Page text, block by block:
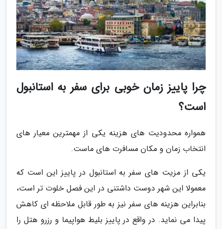
چرا پاییز زمان خوبی برای سفر به استانبول
است؟
همواره محدودیت های هزینه یکی از مهمترین معیار های
انتخاب زمان و مکان مسافرت های ماست.
یکی از مزیت های سفر به استانبول در پاییز این است که
معمولا این شهر دوست داشتنی در این فصل خلوت تر است،
بنابراین هزینه های سفر نیز به طور قابل ملاحظه ای کاهش
پیدا می نماید. در واقع در پاییز بلیط هواپیما و رزرو هتل را